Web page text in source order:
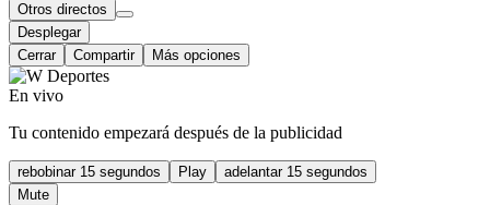
Otros directos
Desplegar
Cerrar
Compartir Más opciones
En vivo
Tu contenido empezará después de la publicidad
rebobinar 15 segundos Play
adelantar 15 segundos
Mute